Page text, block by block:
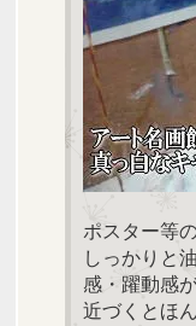
ポスター等
しっかりと
感・躍動感
近づくとほ